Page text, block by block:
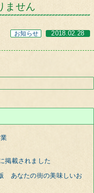
ません
お知らせ 2018.02.28
掲載されました
あなたの街の美味しいお